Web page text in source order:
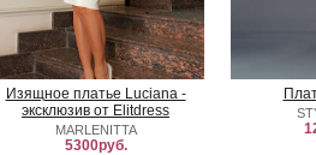
Изящное платье Luciana -
эксклюзив от Elitdress
MARLENITTA
5300руб.